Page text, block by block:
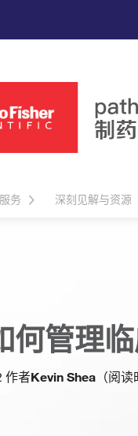
务 深刻见解与资源
何管理
作者Kevin Shea （阅